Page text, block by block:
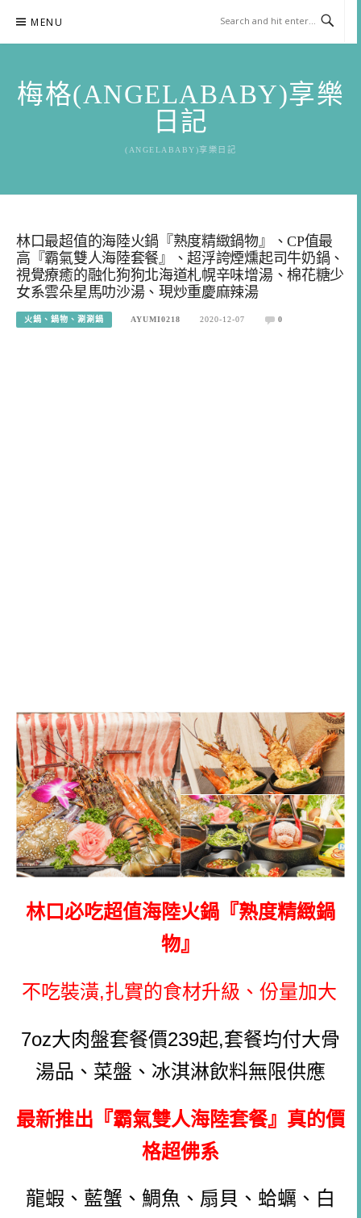
content
MENU
梅格(ANGELABABY)享樂
日記
(ANGELABABY)享樂日記
林口最超值的海陸火鍋『熟度精緻鍋物』、CP值最
高『霸氣雙人海陸套餐』、超浮誇煙燻起司牛奶鍋、
視覺療癒的融化狗狗北海道札幌辛味增湯、棉花糖少
女系雲朵星馬叻沙湯、現炒重慶麻辣湯
火鍋、鍋物、涮涮鍋 AYUMI0218 2020-12-07 0
林口必吃超值海陸火鍋 『熟度精緻鍋
物』
不吃裝潢,扎實的食材升級、份量加大
7oz大肉盤套餐價239起,套餐均付大骨
湯品、菜盤、冰淇淋飲料無限供應
最新推出『霸氣雙人海陸套餐』真的價
格超佛系
龍蝦、藍蟹、鯛魚、扇貝、蛤蠣、白